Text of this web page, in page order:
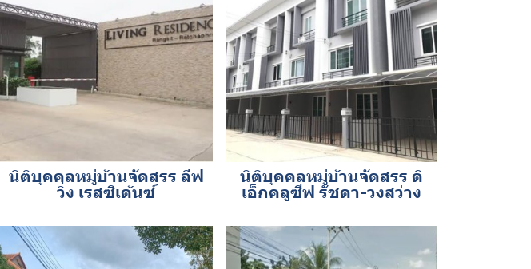
นิติบุคคลหมู่บ้านจัดสรร ลีฟ
วิ่ง เรสซิเด้นซ์
นิติบุคคลหมู่บ้านจัดสรร ดิ
เอ็กคลูซีฟ รัชดา-วงสว่าง